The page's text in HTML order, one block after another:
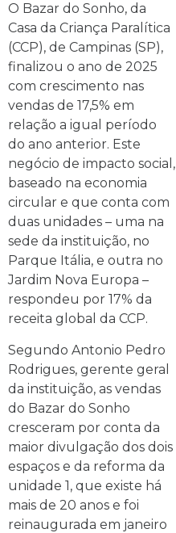
O Bazar do Sonho, da
Casa da Criança Paralítica
(CCP), de Campinas (SP),
finalizou o ano de 2025
com crescimento nas
vendas de 17,5% em
relação a igual período
do ano anterior. Este
negócio de impacto social,
baseado na economia
circular e que conta com
duas unidades – uma na
sede da instituição, no
Parque Itália, e outra no
Jardim Nova Europa –
respondeu por 17% da
receita global da CCP.
Segundo Antonio Pedro
Rodrigues, gerente geral
da instituição, as vendas
do Bazar do Sonho
cresceram por conta da
maior divulgação dos dois
espaços e da reforma da
unidade 1, que existe há
mais de 20 anos e foi
reinaugurada em janeiro